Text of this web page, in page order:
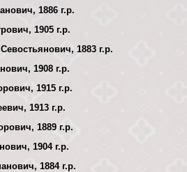
1886 г.р.
1905 г.р.
1883 г.р.
1908 г.р.
1915 г.р.
1913 г.р.
1889 г.р.
1904 г.р.
1884 г.р.